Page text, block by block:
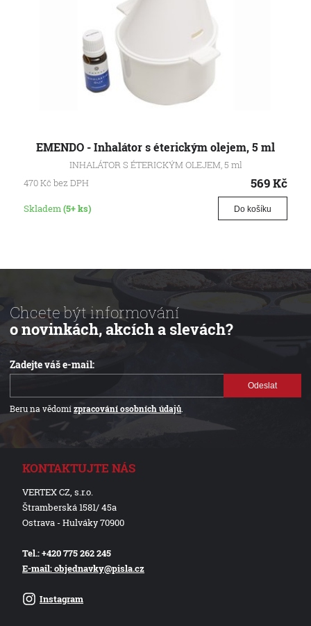
EMENDO - Inhalátor s éterickým olejem, 5 ml
INHALÁTOR S ÉTERICKÝM OLEJEM, 5 ml
470Kč bez DPH 569Kč
Skladem(5+ ks) Do košíku
Chcete být informování
o novinkách, akcích a slevách?
Zadejte váš e-mail:
Odeslat
Beru na vědomízpracování osobních údajů.
KONTAKTUJTE NÁS
VERTEX CZ, s.r.o.
Štramberská 1581/ 45a
Ostrava - Hulváky 70900
Tel.: +420 775 262 245
E-mail: objednavky@pisla.cz
Instagram